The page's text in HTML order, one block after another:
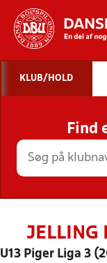
KLUB/HOLD
Find
JELLING
U13 Piger Liga 3